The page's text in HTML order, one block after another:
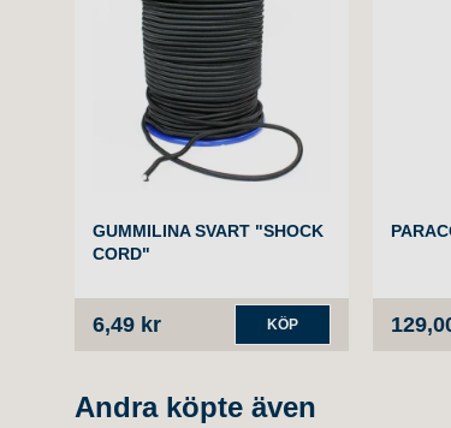
GUMMILINA SVART "SHOCK
CORD"
6,49 kr KÖP
Andra köpte även